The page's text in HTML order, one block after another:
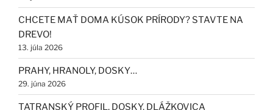
CHCETE MAŤ DOMA KÚSOK PRÍRODY? STAVTE NA
DREVO!
13. júla 2026
PRAHY, HRANOLY, DOSKY…
29. júna 2026
TATRANSKÝ PROFIL, DOSKY, DLÁŽKOVICA